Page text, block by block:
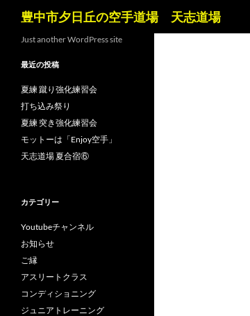
豊中市夕日丘の空手道場 天志道場
Just another WordPress site
最近の投稿
夏練 蹴り強化練習会
打ち込み祭り
夏練 突き強化練習会
モットーは「Enjoy空手」
天志道場 夏合宿⑥
カテゴリー
Youtubeチャンネル
お知らせ
ご縁
アスリートクラス
コンディショニング
ジュニアトレーニング